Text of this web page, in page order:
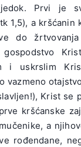
Prvi je
1,5), a
do žrtvovanja
i uskrslim
vazmeno
Krist se
kršćanske
a
rođendane,